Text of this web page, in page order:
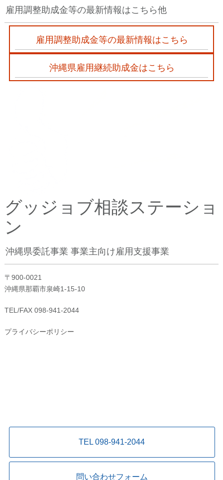
雇用調整助成金等の最新情報はこちら他
雇用調整助成金等の最新情報はこちら
沖縄県雇用継続助成金はこちら
グッジョブ相談ステーショ
ン
沖縄県委託事業 事業主向け雇用支援事業
〒900-0021
沖縄県那覇市泉崎1-15-10
TEL/FAX 098-941-2044
プライバシーポリシー
TEL 098-941-2044
問い合わせフォーム